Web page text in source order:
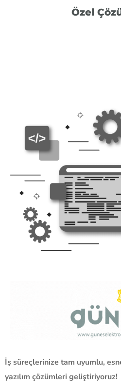
Özel
İş süreçlerinize tam uyumlu,
yazılım çözümleri geliştiriyoruz!